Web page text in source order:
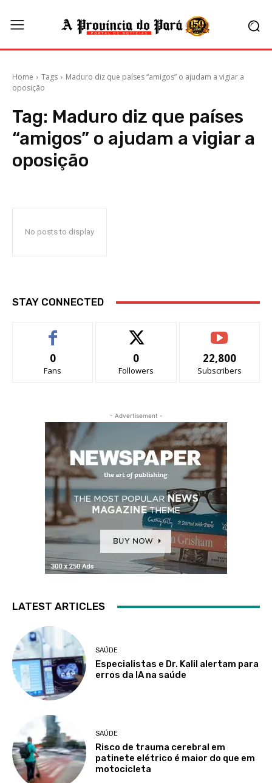
Home Tags
Maduro diz que países “amigos” o ajudam a vigiar a
oposição
Tag: Maduro diz que países
“amigos” o ajudam a vigiar a
oposição
No posts to display
STAY CONNECTED
0
Fans
0
Followers
22,800
Subscribers
- Advertisement -
LATEST ARTICLES
SAÚDE
Especialistas e Dr. Kalil alertam para
erros da IA na saúde
SAÚDE
Risco de trauma cerebral em
patinete elétrico é maior do que em
motocicleta